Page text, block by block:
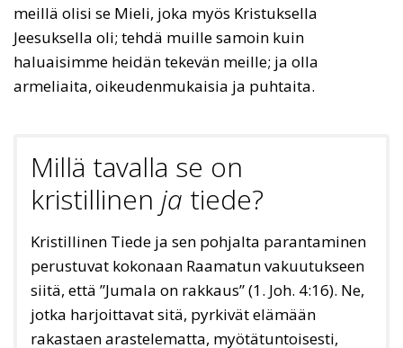
meillä olisi se Mieli, joka myös Kristuksella
Jeesuksella oli; tehdä muille samoin kuin
haluaisimme heidän tekevän meille; ja olla
armeliaita, oikeudenmukaisia ja puhtaita.
Millä tavalla se on
kristillinen ja tiede?
Kristillinen Tiede ja sen pohjalta parantaminen
perustuvat kokonaan Raamatun vakuutukseen
siitä, että ”Jumala on rakkaus” (1. Joh. 4:16). Ne,
jotka harjoittavat sitä, pyrkivät elämään
rakastaen arastelematta, myötätuntoisesti,